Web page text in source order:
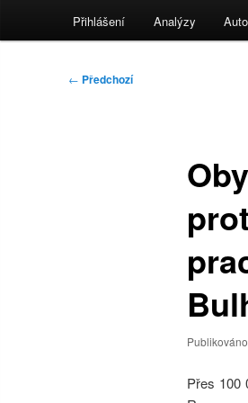
Přihlášení Analýzy
Navigace
← Předchozí
Publikováno
Přes 100